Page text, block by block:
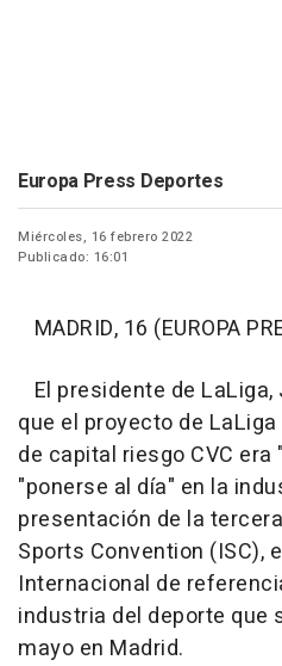
Europa Press Deportes
Miércoles, 16 febrero 2022
Publicado: 16:01
MADRID, 16 (EUROPA
El presidente de
que el proyecto de
de capital riesgo CVC
"ponerse al día" en la
presentación de la
Sports Convention (ISC),
Internacional de
industria del deporte que
mayo en Madrid.